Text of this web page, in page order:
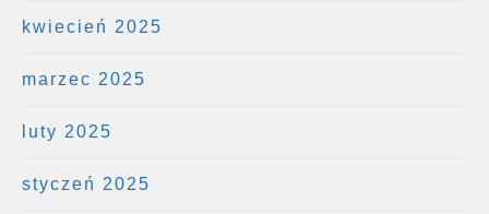
kwiecień 2025
marzec 2025
luty 2025
styczeń 2025